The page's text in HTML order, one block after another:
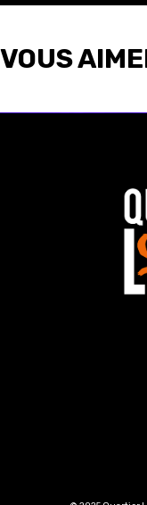
VOUSLES